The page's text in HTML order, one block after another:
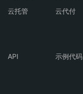
云托管
云代付
API 示例代码